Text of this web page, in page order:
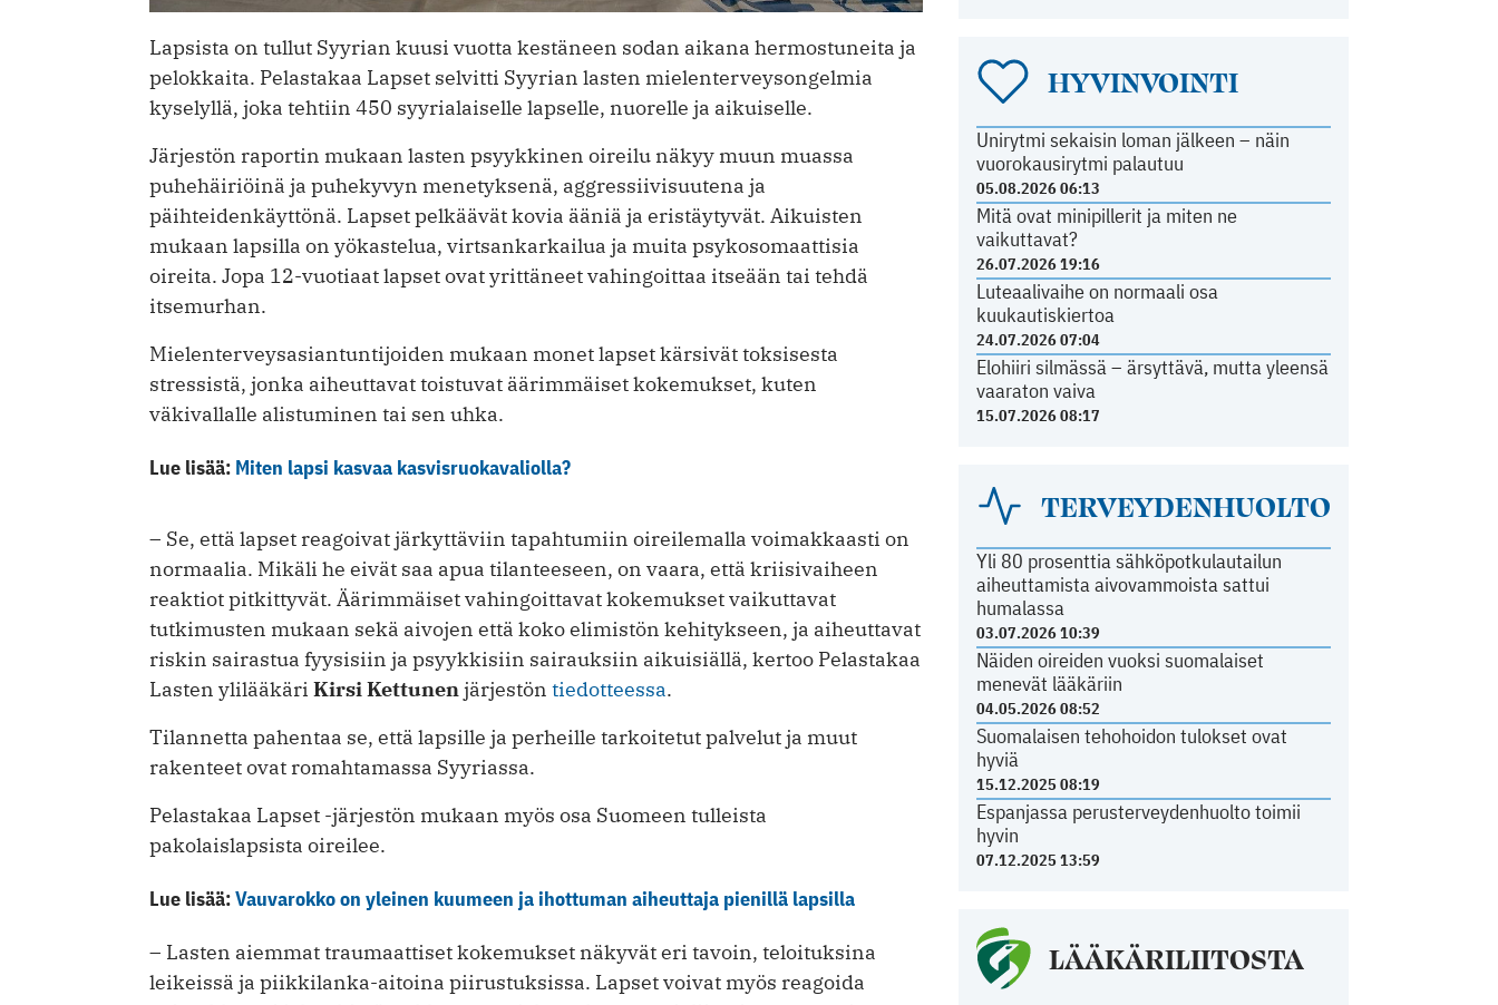
HYVINVOINTI
Unirytmi sekaisin loman jälkeen – näin
vuorokausirytmi palautuu
05.08.2026 06:13
Mitä ovat minipillerit ja miten ne
vaikuttavat?
26.07.2026 19:16
Luteaalivaihe on normaali osa
kuukautiskiertoa
24.07.2026 07:04
Elohiiri silmässä – ärsyttävä, mutta yleensä
vaaraton vaiva
15.07.2026 08:17
TERVEYDENHUOLTO
Yli 80 prosenttia sähköpotkulautailun
aiheuttamista aivovammoista sattui
humalassa
03.07.2026 10:39
Näiden oireiden vuoksi suomalaiset
menevät lääkäriin
04.05.2026 08:52
Suomalaisen tehohoidon tulokset ovat
hyviä
15.12.2025 08:19
Espanjassa perusterveydenhuolto toimii
hyvin
07.12.2025 13:59
LÄÄKÄRILIITOSTA
Lapsista on tullut Syyrian kuusi vuotta kestäneen sodan aikana hermostuneita ja
pelokkaita. Pelastakaa Lapset selvitti Syyrian lasten mielenterveysongelmia
kyselyllä, joka tehtiin 450 syyrialaiselle lapselle, nuorelle ja aikuiselle.
Järjestön raportin mukaan lasten psyykkinen oireilu näkyy muun muassa
puhehäiriöinä ja puhekyvyn menetyksenä, aggressiivisuutena ja
päihteidenkäyttönä. Lapset pelkäävät kovia ääniä ja eristäytyvät. Aikuisten
mukaan lapsilla on yökastelua, virtsankarkailua ja muita psykosomaattisia
oireita. Jopa 12-vuotiaat lapset ovat yrittäneet vahingoittaa itseään tai tehdä
itsemurhan.
Mielenterveysasiantuntijoiden mukaan monet lapset kärsivät toksisesta
stressistä, jonka aiheuttavat toistuvat äärimmäiset kokemukset, kuten
väkivallalle alistuminen tai sen uhka.
Lue lisää: Miten lapsi kasvaa kasvisruokavaliolla?
– Se, että lapset reagoivat järkyttäviin tapahtumiin oireilemalla voimakkaasti on
normaalia. Mikäli he eivät saa apua tilanteeseen, on vaara, että kriisivaiheen
reaktiot pitkittyvät. Äärimmäiset vahingoittavat kokemukset vaikuttavat
tutkimusten mukaan sekä aivojen että koko elimistön kehitykseen, ja aiheuttavat
riskin sairastua fyysisiin ja psyykkisiin sairauksiin aikuisiällä, kertoo Pelastakaa
Lasten ylilääkäri Kirsi Kettunenjärjestön tiedotteessa.
Tilannetta pahentaa se, että lapsille ja perheille tarkoitetut palvelut ja muut
rakenteet ovat romahtamassa Syyriassa.
Pelastakaa Lapset -järjestön mukaan myös osa Suomeen tulleista
pakolaislapsista oireilee.
Lue lisää:Vauvarokko on yleinen kuumeen ja ihottuman aiheuttaja pienillä lapsilla
– Lasten aiemmat traumaattiset kokemukset näkyvät eri tavoin, teloituksina
leikeissä ja piikkilanka-aitoina piirustuksissa. Lapset voivat myös reagoida